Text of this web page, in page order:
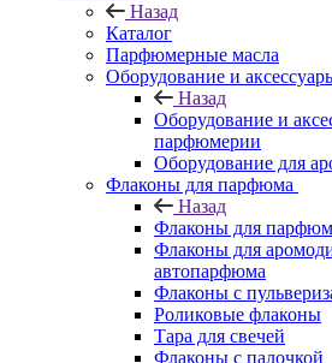
Назад
Каталог
Парфюмерные масла
Оборудование и
Назад
Оборудование и
парфюмерии
Оборудование для
Флаконы для парфюма
Назад
Флаконы для
Флаконы для
автопарфюма
Флаконы с
Роликовые флаконы
Тара для свечей
Флаконы с палочкой